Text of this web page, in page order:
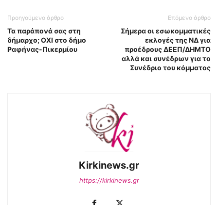
Προηγούμενο άρθρο
Τα παράπονά σας στη
δήμαρχο; ΟΧΙ στο δήμο
Ραφήνας-Πικερμίου
Επόμενο άρθρο
Σήμερα οι εσωκομματικές
εκλογές της ΝΔ για
προέδρους ΔΕΕΠ/ΔΗΜΤΟ
αλλά και συνέδρων για το
Συνέδριο του κόμματος
Kirkinews.gr
https://kirkinews.gr